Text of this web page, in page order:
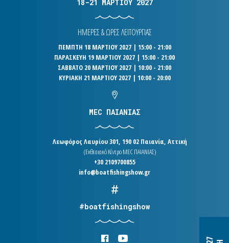
18-21 ΜΑΡΤΙΟΥ 2027
ΗΜΕΡΕΣ & ΩΡΕΣ ΛΕΙΤΟΥΡΓΙΑΣ
ΠΕΜΠΤΗ 18 ΜΑΡΤΙΟΥ 2027 | 15:00 - 21:00
ΠΑΡΑΣΚΕΥΗ 19 ΜΑΡΤΙΟΥ 2027 | 15:00 - 21:00
ΣΑΒΒΑΤΟ 20 ΜΑΡΤΙΟΥ 2027 | 10:00 - 21:00
ΚΥΡΙΑΚΗ 21 ΜΑΡΤΙΟΥ 2027 | 10:00 - 20:00
MEC ΠΑΙΑΝΙΑΣ
Λεωφόρος Λαυρίου 301, 190 02 Παιανία, Αττική
(Εκθεσιακό Κέντρο MEC ΠΑΙΑΝΙΑΣ)
+30 2109700855
info@boatfishingshow.gr
#boatfishingshow